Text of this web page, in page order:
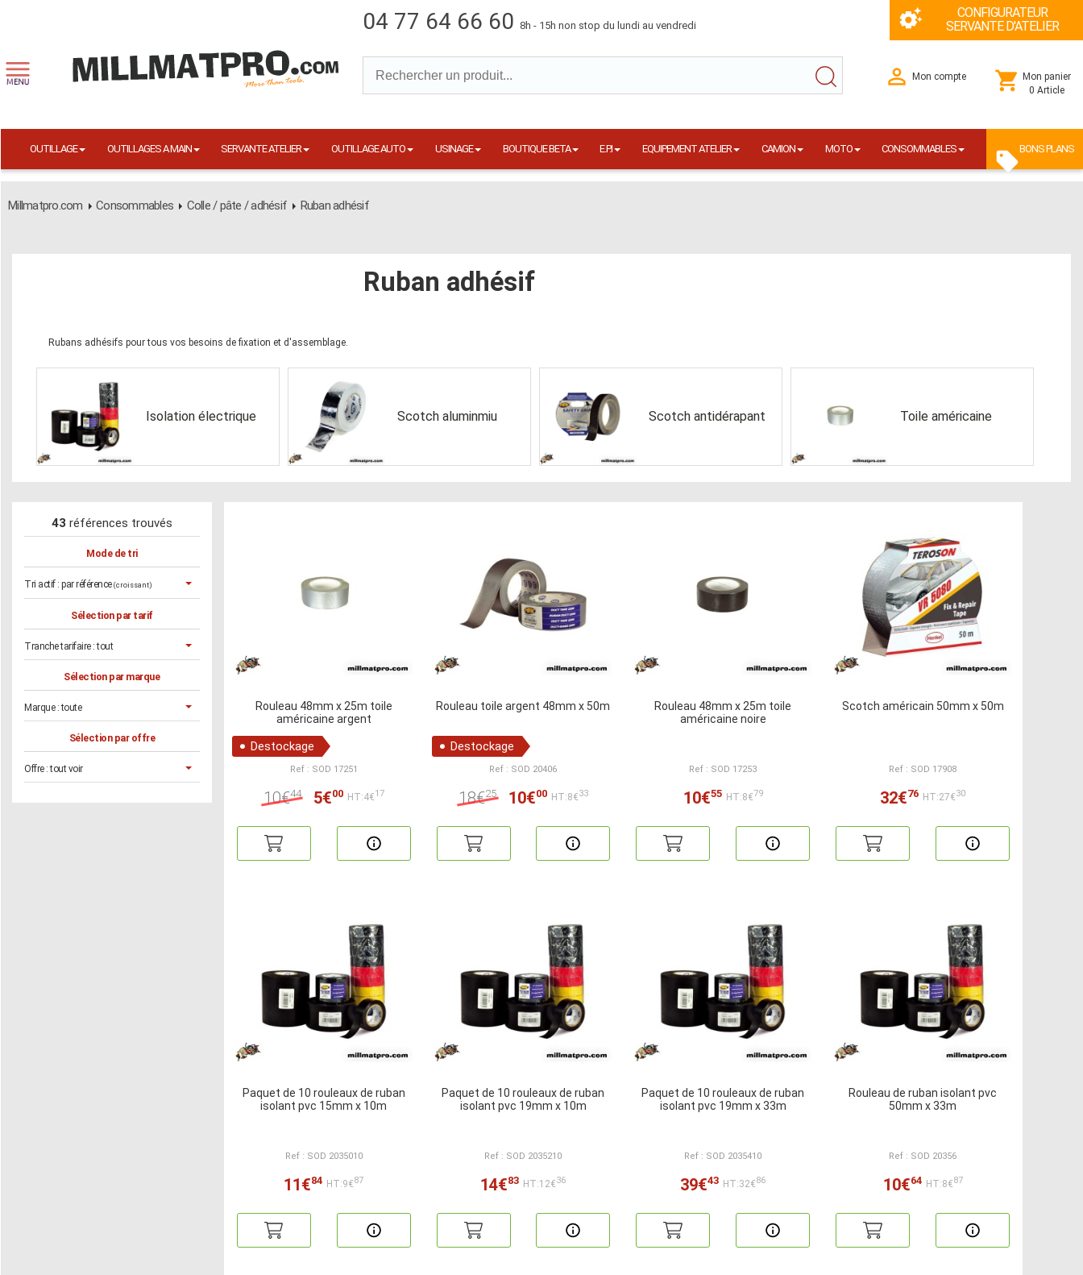
04 77 64 66 60 8h - 15h non stop du lundi au vendredi
CONFIGURATEUR
SERVANTE D'ATELIER
Mon compte
Mon panier
0 Article
OUTILLAGE OUTILLAGES A MAIN SERVANTE ATELIER OUTILLAGE AUTO USINAGE BOUTIQUE BETA E.P.I EQUIPEMENT ATELIER CAMION MOTO CONSOMMABLES BONS PLANS
Millmatpro.com Consommables Colle / pâte / adhésif Ruban adhésif
Ruban adhésif
Rubans adhésifs pour tous vos besoins de fixation et d'assemblage.
Isolation électrique Scotch aluminmiu Scotch antidérapant Toile américaine
43 références trouvés
Mode de tri
Tri actif : par référence (croissant)
Sélection par tarif
Tranche tarifaire :tout
Sélection par marque
Marque :toute
Sélection par offre
Offre :tout voir
Rouleau 48mm x 25m toile
américaine argent
Destockage
Ref : SOD 17251
10€44 5€00 HT:4€17
Rouleau toile argent 48mm x 50m
Destockage
Ref : SOD 20406
18€25 10€00 HT:8€33
Rouleau 48mm x 25m toile
américaine noire
Ref : SOD 17253
10€55 HT:8€79
Scotch américain 50mm x 50m
Ref : SOD 17908
32€76 HT:27€30
Paquet de 10 rouleaux de ruban
isolant pvc 15mm x 10m
Ref : SOD 2035010
11€84 HT:9€87
Paquet de 10 rouleaux de ruban
isolant pvc 19mm x 10m
Ref : SOD 2035210
14€83 HT:12€36
Paquet de 10 rouleaux de ruban
isolant pvc 19mm x 33m
Ref : SOD 2035410
39€43 HT:32€86
Rouleau de ruban isolant pvc
50mm x 33m
Ref : SOD 20356
10€64 HT:8€87